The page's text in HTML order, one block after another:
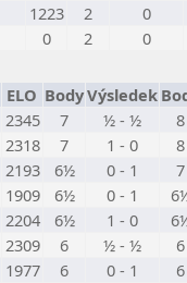
1223 2
0
0 2 0
ELO BodyVýsledek
2345 7 ½ - ½
8
2318 7 1 - 0
8
2193 6½ 0 - 1
7
1909 6½ 0 - 1
2204 6½ 1 - 0
2309 6 ½ - ½
6
1977 6 0 - 1
6